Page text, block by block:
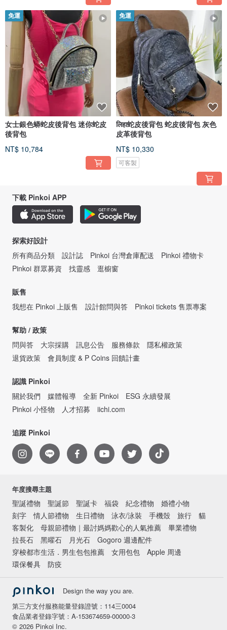
免運
女士銀色蟒蛇皮後背包 迷你蛇皮
後背包
NT$ 10,784
免運
लिहा蛇皮後背包 蛇皮後背包 灰色
皮革後背包
NT$ 10,330
可客製
下載 Pinkoi APP
探索好設計
所有商品分類
設計誌 Pinkoi 台灣倉庫配送
Pinkoi 禮物卡
Pinkoi 群眾募資
找靈感 逛櫥窗
販售
我想在 Pinkoi 上販售
設計館問與答 Pinkoi tickets 售票專案
幫助 / 政策
問與答
大宗採購 訊息公告 服務條款
隱私權政策
退貨政策
會員制度 & P Coins 回饋計畫
認識 Pinkoi
關於我們
媒體報導 全新 Pinkoi
ESG 永續發展
Pinkoi 小怪物
人才招募 iichi.com
追蹤 Pinkoi
年度搜尋主題
聖誕禮物 聖誕節 聖誕卡 福袋 紀念禮物
婚禮小物
刻字
情人節禮物 生日禮物 泳衣/泳裝 手機殼 旅行
貓
客製化
母親節禮物｜最討媽媽歡心的人氣推薦
畢業禮物
拉長石
黑曜石 月光石
Gogoro 週邊配件
穿梭都市生活．男生包包推薦
女用包包
Apple 周邊
環保餐具
防疫
Design the way you are.
第三方支付服務能量登錄證號：114三0004
食品業者登錄字號：A-153674659-00000-3
© 2026 Pinkoi Inc.